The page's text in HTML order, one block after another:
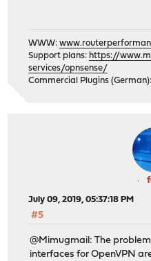
WWW:
Support plans: https://
services/opnsense/
Commercial Plugins (German):
July 09, 2019, 05:37:18 PM
#5
@Mimugmail: The
interfaces for OpenVPN